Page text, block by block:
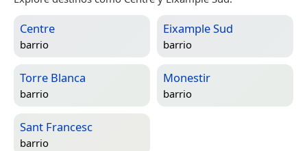
Centre
barrio
Eixample Sud
barrio
Torre Blanca
barrio
Monestir
barrio
Sant Francesc
barrio